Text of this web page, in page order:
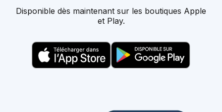
Disponible dès maintenant sur les boutiques Apple
et Play.